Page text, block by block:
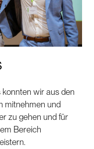
konnten wir aus den
mitnehmen und
zu gehen und für
Bereich